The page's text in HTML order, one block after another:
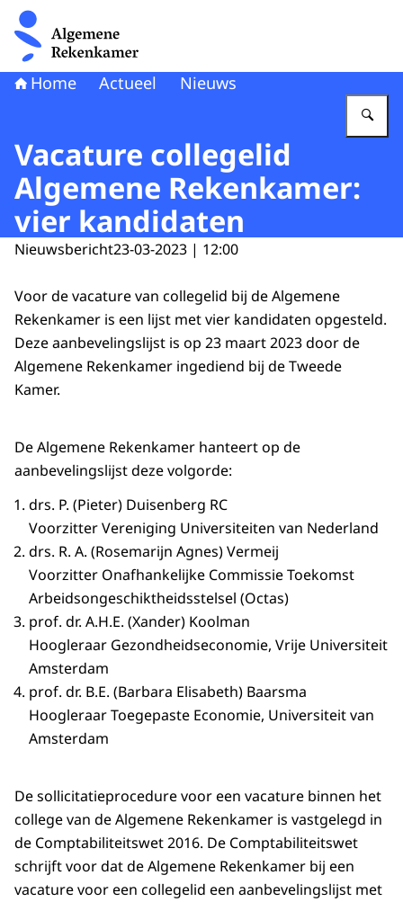
Naar de homepage van Algemene Rekenkamer
Home Actueel Nieuws
Vacature collegelid
Algemene Rekenkamer:
vier kandidaten
Nieuwsbericht23-03-2023 | 12:00
Voor de vacature van collegelid bij de Algemene
Rekenkamer is een lijst met vier kandidaten opgesteld.
Deze aanbevelingslijst is op 23 maart 2023 door de
Algemene Rekenkamer ingediend bij de Tweede
Kamer.
De Algemene Rekenkamer hanteert op de
aanbevelingslijst deze volgorde:
drs. P. (Pieter) Duisenberg RC
Voorzitter Vereniging Universiteiten van Nederland
drs. R. A. (Rosemarijn Agnes) Vermeij
Voorzitter Onafhankelijke Commissie Toekomst
Arbeidsongeschiktheidsstelsel (Octas)
prof. dr. A.H.E. (Xander) Koolman
Hoogleraar Gezondheidseconomie, Vrije Universiteit
Amsterdam
prof. dr. B.E. (Barbara Elisabeth) Baarsma
Hoogleraar Toegepaste Economie, Universiteit van
Amsterdam
De sollicitatieprocedure voor een vacature binnen het
college van de Algemene Rekenkamer is vastgelegd in
de Comptabiliteitswet 2016. De Comptabiliteitswet
schrijft voor dat de Algemene Rekenkamer bij een
vacature voor een collegelid een aanbevelingslijst met